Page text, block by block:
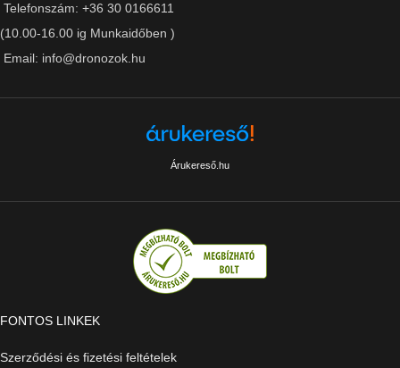
Telefonszám: +36 30 0166611
(10.00-16.00 ig Munkaidőben )
Email: info@dronozok.hu
Árukereső.hu
FONTOS LINKEK
Szerződési és fizetési feltételek